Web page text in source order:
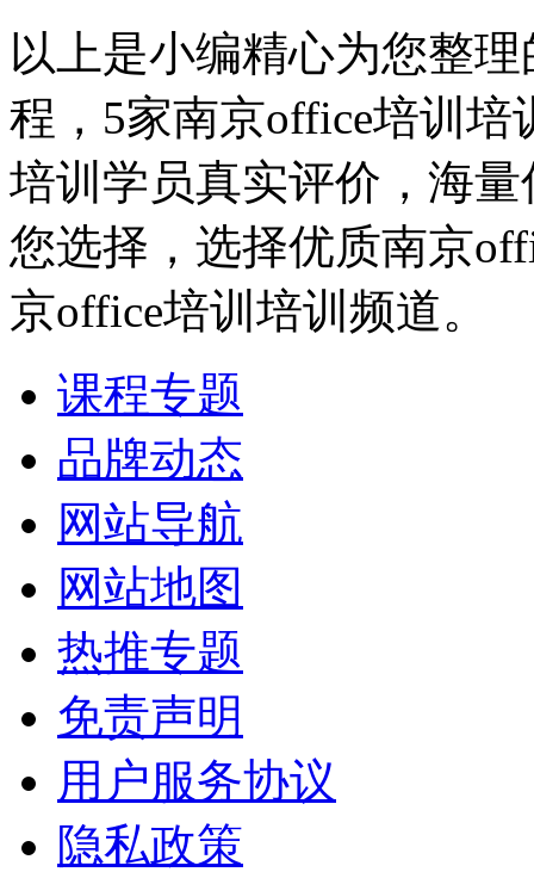
以上是小编精心为您整
程，5家南京office培训
培训学员真实评价，海
您选择，选择优质南京
京office培训培训频道。
课程专题
品牌动态
网站导航
网站地图
热推专题
免责声明
用户服务协议
隐私政策